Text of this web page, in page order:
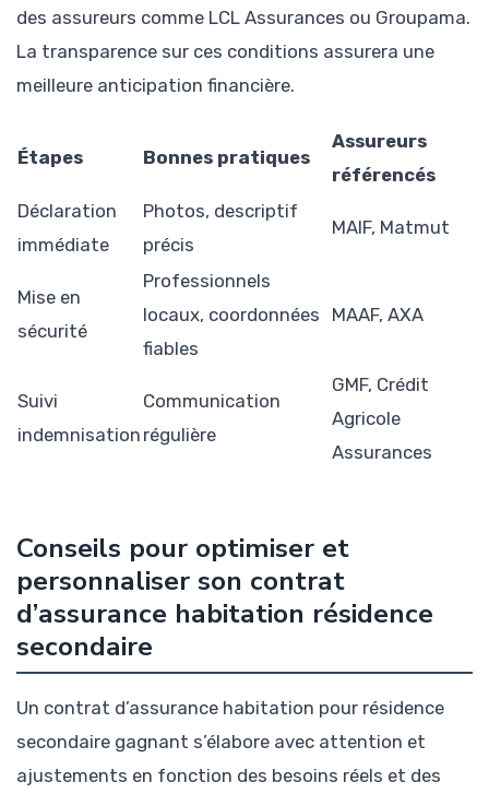
des assureurs comme LCL Assurances ou Groupama.
La transparence sur ces conditions assurera une
meilleure anticipation financière.
Étapes Bonnes pratiques
Assureurs
référencés
Déclaration
immédiate
Photos, descriptif
précis
MAIF, Matmut
Mise en
sécurité
Professionnels
locaux, coordonnées
fiables
MAAF, AXA
Suivi
indemnisation
Communication
régulière
GMF, Crédit
Agricole
Assurances
Conseils pour optimiser et
personnaliser son contrat
d’assurance habitation résidence
secondaire
Un contrat d’assurance habitation pour résidence
secondaire gagnant s’élabore avec attention et
ajustements en fonction des besoins réels et des